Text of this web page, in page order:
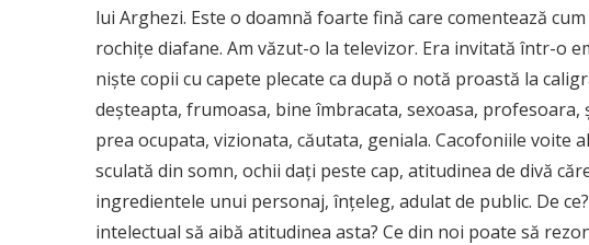
lui Arghezi. Este o doamnă foarte fină care comentează
rochițe diafane. Am văzut-o la televizor. Era invitată într-o
niște copii cu capete plecate ca după o notă proastă la
deșteapta, frumoasa, bine îmbracata, sexoasa,
prea ocupata, vizionata, căutata, geniala. Cacofoniile voite
sculată din somn, ochii dați peste cap, atitudinea de divă
ingredientele unui personaj, înțeleg, adulat de public. De
intelectual să aibă atitudinea asta? Ce din noi poate să